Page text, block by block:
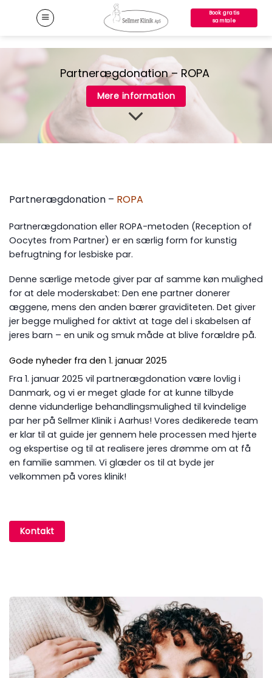
Book gratis
samtale
Partnerægdonation – ROPA
Mere information
Partnerægdonation – ROPA
Partnerægdonation eller ROPA-metoden (Reception of
Oocytes from Partner) er en særlig form for kunstig
befrugtning for lesbiske par.
Denne særlige metode giver par af samme køn mulighed
for at dele moderskabet: Den ene partner donerer
æggene, mens den anden bærer graviditeten. Det giver
jer begge mulighed for aktivt at tage del i skabelsen af
jeres barn – en unik og smuk måde at blive forældre på.
Gode nyheder fra den 1. januar 2025
Fra 1. januar 2025 vil partnerægdonation være lovlig i
Danmark, og vi er meget glade for at kunne tilbyde
denne vidunderlige behandlingsmulighed til kvindelige
par her på Sellmer Klinik i Aarhus! Vores dedikerede team
er klar til at guide jer gennem hele processen med hjerte
og ekspertise og til at realisere jeres drømme om at få
en familie sammen. Vi glæder os til at byde jer
velkommen på vores klinik!
Kontakt